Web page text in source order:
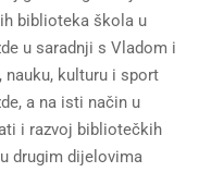
biblioteka škola u
u saradnji s Vladom i
nauku, kulturu i sport
a na isti način u
i razvoj bibliotečkih
drugim dijelovima